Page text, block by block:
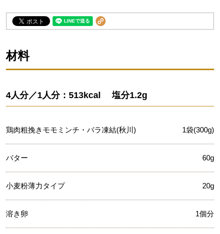
材料
4人分／1人分：513kcal 塩分1.2g
鶏肉粗挽きモモミンチ・バラ凍結(秋川) 1袋(300g)
バター 60g
小麦粉薄力タイプ 20g
溶き卵 1個分